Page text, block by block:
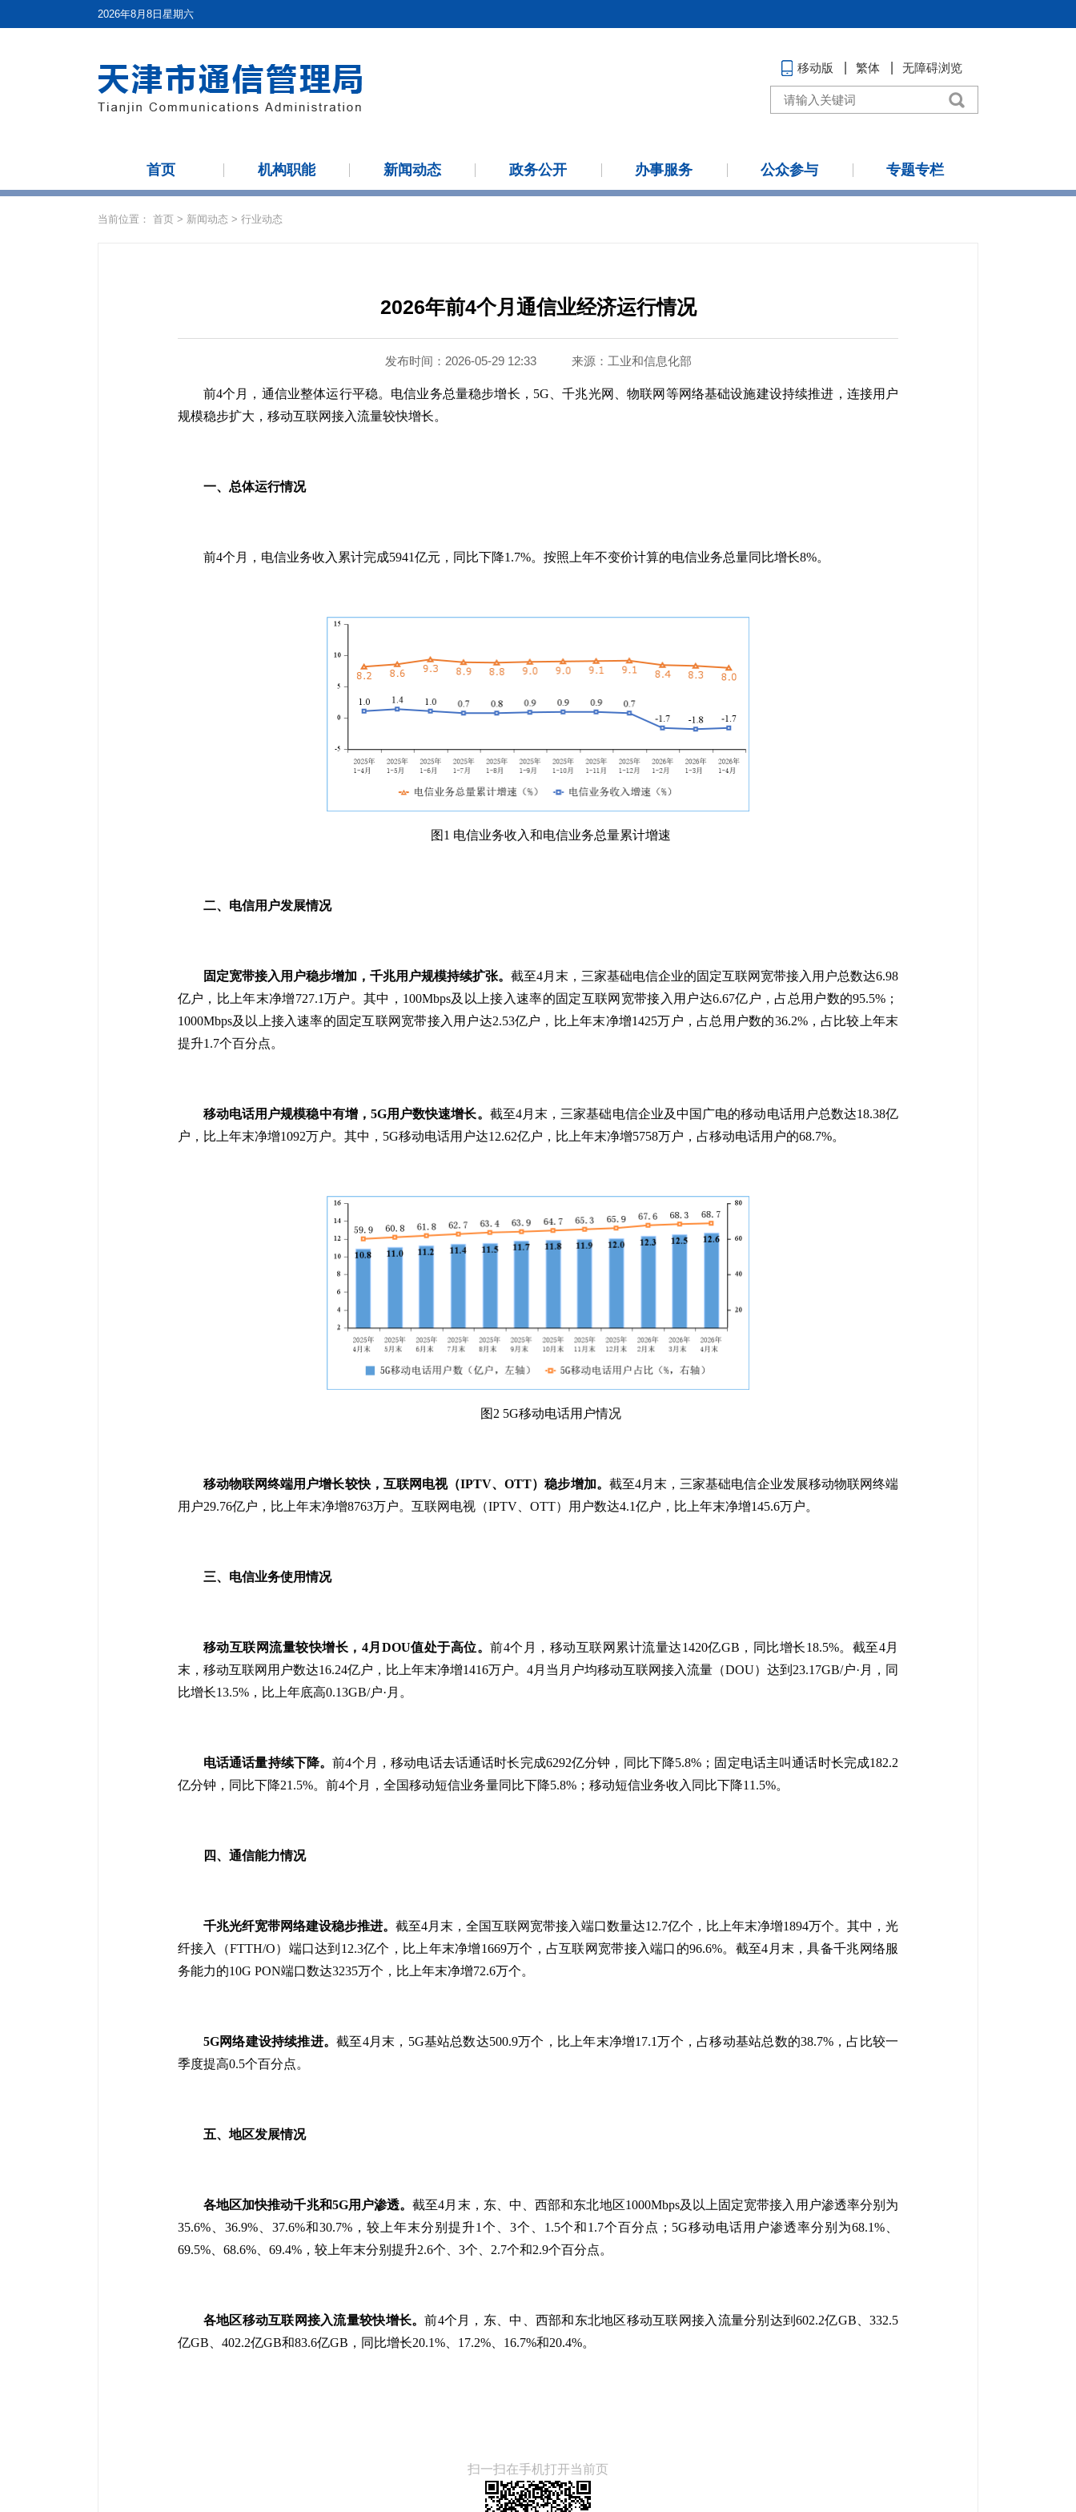
2026年8月8日星期六
移动版 繁体 无障碍浏览
首页 机构职能 新闻动态 政务公开 办事服务 公众参与 专题专栏
当前位置： 首页 > 新闻动态 > 行业动态
2026年前4个月通信业经济运行情况
发布时间：2026-05-29 12:33 来源： 工业和信息化部
前4个月，通信业整体运行平稳。电信业务总量稳步增长，5G、千兆光网、物联网等网络基础设施建设持续推进，连接用户
规模稳步扩大，移动互联网接入流量较快增长。
一、总体运行情况
前4个月，电信业务收入累计完成5941亿元，同比下降1.7%。按照上年不变价计算的电信业务总量同比增长8%。
图1 电信业务收入和电信业务总量累计增速
二、电信用户发展情况
固定宽带接入用户稳步增加，千兆用户规模持续扩张。 截至4月末，三家基础电信企业的固定互联网宽带接入用户总数达6.98
亿户，比上年末净增727.1万户。其中，100Mbps及以上接入速率的固定互联网宽带接入用户达6.67亿户，占总用户数的95.5%；
1000Mbps及以上接入速率的固定互联网宽带接入用户达2.53亿户，比上年末净增1425万户，占总用户数的36.2%，占比较上年末
提升1.7个百分点。
移动电话用户规模稳中有增，5G用户数快速增长。 截至4月末，三家基础电信企业及中国广电的移动电话用户总数达18.38亿
户，比上年末净增1092万户。其中，5G移动电话用户达12.62亿户，比上年末净增5758万户，占移动电话用户的68.7%。
图2 5G移动电话用户情况
移动物联网终端用户增长较快，互联网电视（IPTV、OTT）稳步增加。 截至4月末，三家基础电信企业发展移动物联网终端
用户29.76亿户，比上年末净增8763万户。互联网电视（IPTV、OTT）用户数达4.1亿户，比上年末净增145.6万户。
三、电信业务使用情况
移动互联网流量较快增长，4月DOU值处于高位。前4个月，移动互联网累计流量达1420亿GB，同比增长18.5%。截至4月
末，移动互联网用户数达16.24亿户，比上年末净增1416万户。4月当月户均移动互联网接入流量（DOU）达到23.17GB/户·月，同
比增长13.5%，比上年底高0.13GB/户·月。
电话通话量持续下降。前4个月，移动电话去话通话时长完成6292亿分钟，同比下降5.8%；固定电话主叫通话时长完成182.2
亿分钟，同比下降21.5%。 前4个月，全国移动短信业务量同比下降5.8%；移动短信业务收入同比下降11.5%。
四、通信能力情况
千兆光纤宽带网络建设稳步推进。 截至4月末，全国互联网宽带接入端口数量达12.7亿个，比上年末净增1894万个。其中，光
纤接入（FTTH/O）端口达到12.3亿个，比上年末净增1669万个，占互联网宽带接入端口的96.6%。截至4月末，具备千兆网络服
务能力的10G PON端口数达3235万个，比上年末净增72.6万个。
5G网络建设持续推进。截至4月末，5G基站总数达500.9万个，比上年末净增17.1万个，占移动基站总数的38.7%，占比较一
季度提高0.5个百分点。
五、地区发展情况
各地区加快推动千兆和5G用户渗透。截至4月末，东、中、西部和东北地区1000Mbps及以上固定宽带接入用户渗透率分别为
35.6%、36.9%、37.6%和30.7%，较上年末分别提升1个、3个、1.5个和1.7个百分点；5G移动电话用户渗透率分别为68.1%、
69.5%、68.6%、69.4%，较上年末分别提升2.6个、3个、2.7个和2.9个百分点。
各地区移动互联网接入流量较快增长。前4个月，东、中、西部和东北地区移动互联网接入流量分别达到602.2亿GB、332.5
亿GB、402.2亿GB和83.6亿GB，同比增长20.1%、17.2%、16.7%和20.4%。
扫一扫在手机打开当前页